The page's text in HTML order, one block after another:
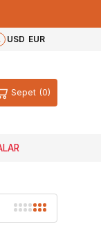
USD EUR
Sepet 0